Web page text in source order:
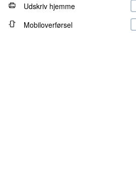
Udskriv hjemme
Mobiloverførsel